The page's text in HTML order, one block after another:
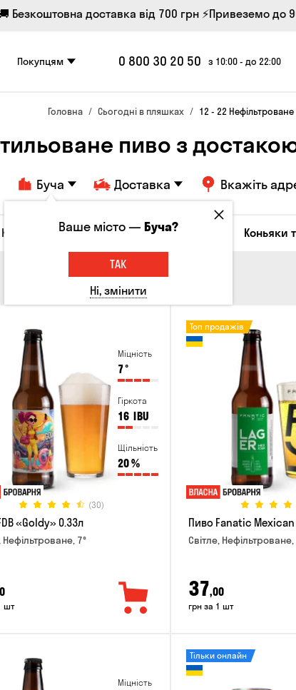
Безкоштовна доставка від 700 грн ⚡Привеземо до
Покупцям 0 800 30 20 50 з 10:00 - до 22:00
Головна Сьогодні в пляшках 12 - 22 Нефільтроване
пиво з
Буча Доставка Вкажіть
Коктейлі Соджу Лікери та настоянки Коньяки
Міцність
7°
Гіркота
16 IBU
Щільність
20%
(30)
«Goldy» 0.33л
Нефільтроване, 7°
шт
Топ продажів
Пиво Fanatic Mexican
Світле, Нефільтроване,
37,00
грн за 1 шт
Міцність
Тільки онлайн
Ваше місто —Буча?
ТАК
Ні, змінити